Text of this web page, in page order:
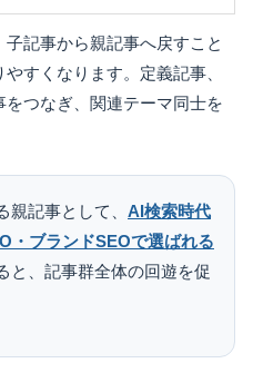
記事から親記事へ戻すこと
すくなります。定義記事、
つなぎ、関連テーマ同士を
親記事として、 AI検索時代
・ブランドSEOで選ばれる
と、記事群全体の回遊を促